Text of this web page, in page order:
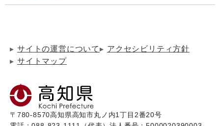
サイトの運営について
アクセシビリティ方針
サイトマップ
〒780-8570高知県高知市丸ノ内1丁目2番20号